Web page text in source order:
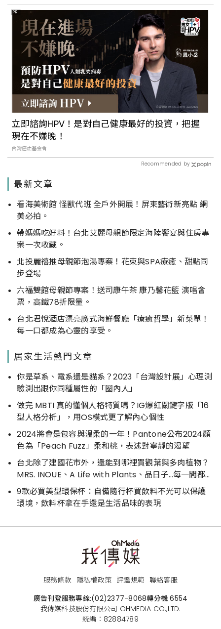
PR
立即諮詢HPV！是對自己健康最好的投資，把握
現在不嫌晚！
台灣癌症基金會
Recommended by
最新文章
看海美術館 怪獸代班 全戶外開展！屏東藝術新亮點 網
美必拍。
帶媽媽吃好料！台北艾麗母親節限定海陸饗宴與住房專
案一次收藏。
北投麗禧推母親節泡湯專案！花束與SPA療癒、甜點同
步登場
六福雙館母親節專案！送司康午茶 康乃馨花籃 演唱會
票，高鐵78折限量。
台北君悅酒店漂亮廣式海鮮餐廳「療癒哲學」新菜單！
每一口都成為心靈的享受。
居家生活熱門文章
你是草系、電系還是貓系？2023「台灣設計展」心理測
驗測出跟你同種屬性的「圈內人」
做完 MBTI 真的懂個人格特質嗎？IG爆紅關鍵字版「16
型人格分析」，用OS模式更了解內心個性
2024將會是包容與溫柔的一年！Pantone公布2024顏
色為「Peach Fuzz」柔和桃，表述對寧靜的渴望
台北除了建國花市外，還能到哪裡買觀葉與多肉植物？
MRS. INOUE、A Life with Plants、品日子…每一間都好
好逛
9款必買美型環保杯：自備隨行杯買飲料不光可以保護
環境，飲料杯拿在手還是生活品味的表現
服務條款 隱私權政策 評鑑規範 聯絡客服
廣告刊登服務專線:(02)2377-8068轉分機 6554
我傳媒科技股份有限公司 OHMEDIA CO.,LTD.
統編：82884789